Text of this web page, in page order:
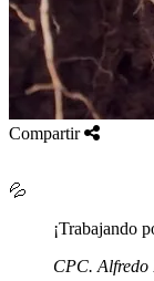
Compartir
💦
¡Trabajando
CPC. Alfredo